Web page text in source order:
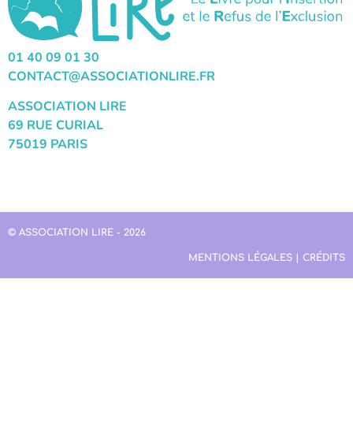
01 40 09 01 30
CONTACT@ASSOCIATIONLIRE.FR
ASSOCIATION LIRE
69 RUE CURIAL
75019 PARIS
© ASSOCIATION LIRE - 2026
MENTIONS LÉGALES | CRÉDITS